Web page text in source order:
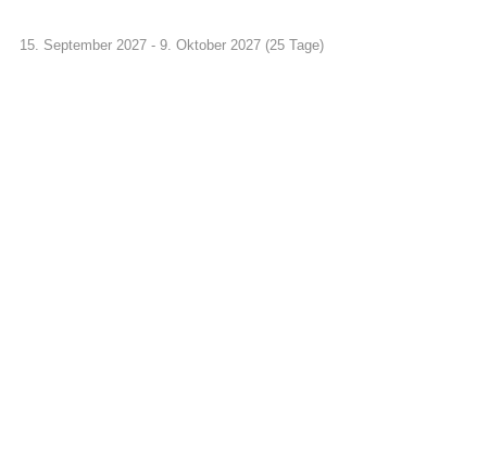
15. September 2027 - 9. Oktober 2027 (25 Tage)